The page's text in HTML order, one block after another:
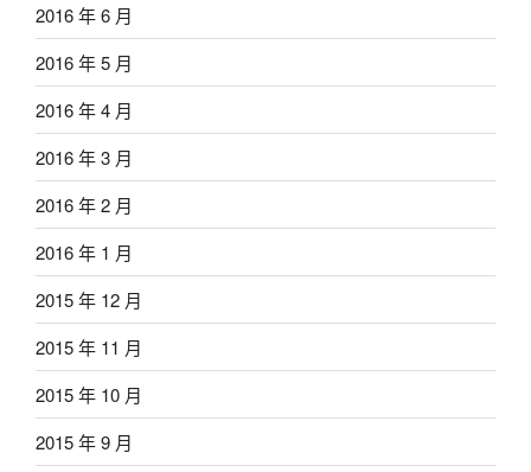
2016 年 6 月
2016 年 5 月
2016 年 4 月
2016 年 3 月
2016 年 2 月
2016 年 1 月
2015 年 12 月
2015 年 11 月
2015 年 10 月
2015 年 9 月